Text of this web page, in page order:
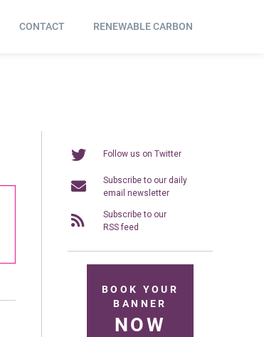
CONTACT RENEWABLE CARBON
Follow us on Twitter
Subscribe to our daily
email newsletter
Subscribe to our
RSS feed
BOOK YOUR
BANNER
NOW